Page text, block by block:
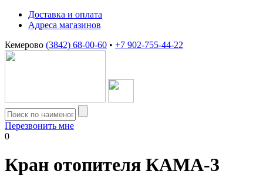
Доставка и оплата
Адреса магазинов
Кемерово (3842) 68-00-60 • +7 902-755-44-22
Перезвонить мне
0
Кран отопителя КАМА-3